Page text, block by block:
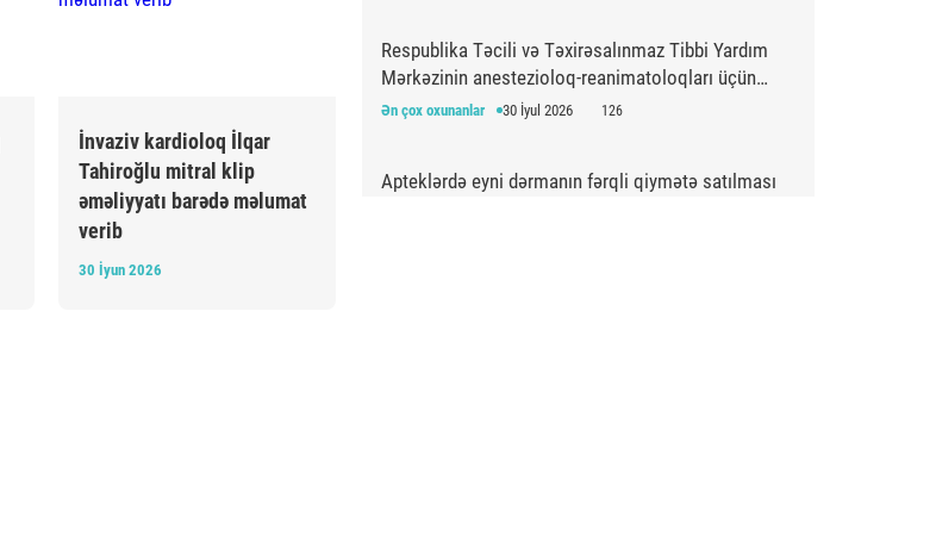
İnvaziv kardioloq İlqar
Tahiroğlu mitral klip
əməliyyatı barədə məlumat
verib
30 İyun 2026
Respublika Təcili və Təxirəsalınmaz Tibbi Yardım
Mərkəzinin anestezioloq-reanimatoloqları üçün
Ən çox oxunanlar 30 İyul 2026 126
Apteklərdə eyni dərmanın fərqli qiymətə satılması